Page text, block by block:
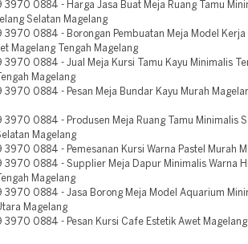
3970 0884 - Harga Jasa Buat Meja Ruang Tamu
Selatan Magelang
3970 0884 - Borongan Pembuatan Meja Model Kerja
Magelang Tengah Magelang
3970 0884 - Jual Meja Kursi Tamu Kayu Minimalis
Magelang
3970 0884 - Pesan Meja Bundar Kayu Murah
3970 0884 - Produsen Meja Ruang Tamu Minimalis
Magelang
3970 0884 - Pemesanan Kursi Warna Pastel Murah
3970 0884 - Supplier Meja Dapur Minimalis Warna
Magelang
3970 0884 - Jasa Borong Meja Model Aquarium
Magelang
3970 0884 - Pesan Kursi Cafe Estetik Awet